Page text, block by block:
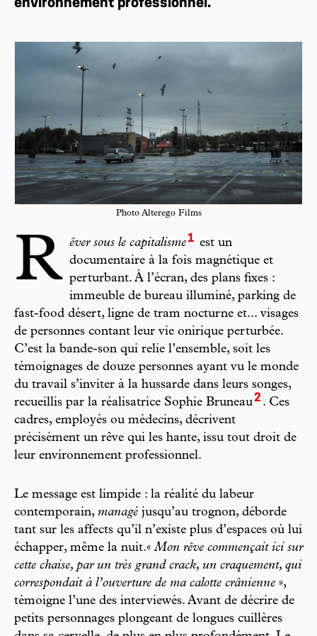
environnement professionnel.
Photo Alterego Films
R êver sous le capitalisme1 est un
documentaire à la fois magnétique et
perturbant. À l’écran, des plans fixes :
immeuble de bureau illuminé, parking de
fast-food désert, ligne de tram nocturne et... visages
de personnes contant leur vie onirique perturbée.
C’est la bande-son qui relie l’ensemble, soit les
témoignages de douze personnes ayant vu le monde
du travail s’inviter à la hussarde dans leurs songes,
recueillis par la réalisatrice Sophie Bruneau2 . Ces
cadres, employés ou médecins, décrivent
précisément un rêve qui les hante, issu tout droit de
leur environnement professionnel.
Le message est limpide : la réalité du labeur
contemporain, managé jusqu’au trognon, déborde
tant sur les affects qu’il n’existe plus d’espaces où lui
échapper, même la nuit.«Mon rêve commençait ici sur
cette chaise, par un très grand crack, un craquement, qui
correspondait à l’ouverture de ma calotte crânienne »,
témoigne l’une des interviewés. Avant de décrire de
petits personnages plongeant de longues cuillères